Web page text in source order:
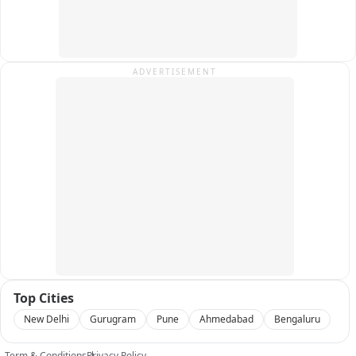
ADVERTISEMENT
Top Cities
New Delhi Gurugram Pune Ahmedabad Bengaluru